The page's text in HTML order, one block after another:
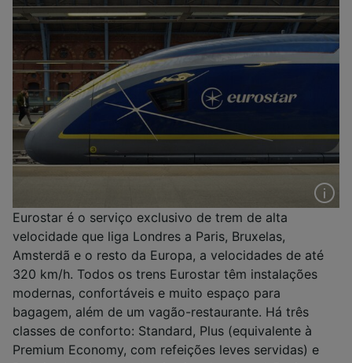
Eurostar é o serviço exclusivo de trem de alta
velocidade que liga Londres a Paris, Bruxelas,
Amsterdã e o resto da Europa, a velocidades de até
320 km/h. Todos os trens Eurostar têm instalações
modernas, confortáveis e muito espaço para
bagagem, além de um vagão-restaurante. Há três
classes de conforto: Standard, Plus (equivalente à
Premium Economy, com refeições leves servidas) e